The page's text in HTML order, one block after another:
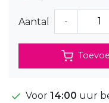
Aantal -
Voor 14:00 uur